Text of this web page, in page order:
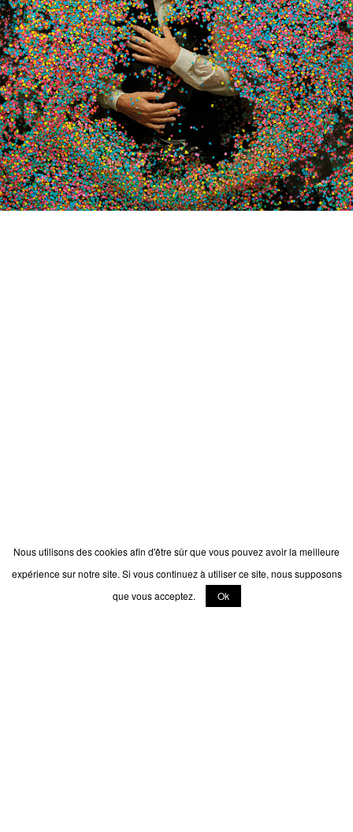
Nous utilisons des cookies afin d'être sûr que vous pouvez avoir la meilleure
expérience sur notre site. Si vous continuez à utiliser ce site, nous supposons
que vous acceptez.
Ok